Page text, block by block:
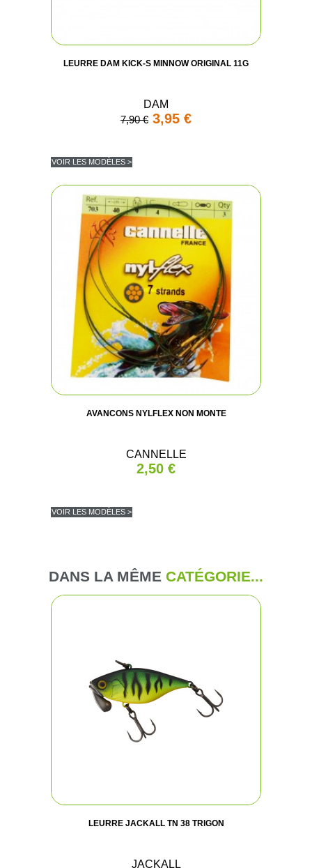
LEURRE DAM KICK-S MINNOW ORIGINAL 11G
DAM
7,90 € 3,95 €
VOIR LES MODÈLES >
AVANCONS NYLFLEX NON MONTE
CANNELLE
2,50 €
VOIR LES MODÈLES >
DANS LA MÊME CATÉGORIE...
LEURRE JACKALL TN 38 TRIGON
JACKALL